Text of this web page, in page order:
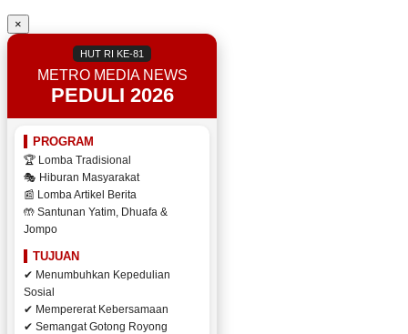
×
HUT RI KE-81
METRO MEDIA NEWS
PEDULI 2026
PROGRAM
🏆 Lomba Tradisional
🎭 Hiburan Masyarakat
📰 Lomba Artikel Berita
🤲 Santunan Yatim, Dhuafa &
Jompo
TUJUAN
✔ Menumbuhkan Kepedulian
Sosial
✔ Mempererat Kebersamaan
✔ Semangat Gotong Royong